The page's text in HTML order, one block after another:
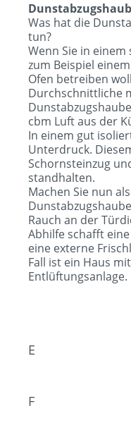
Was hat die
tun?
Wenn Sie in
zum Beispiel
Ofen betreiben
Durchschnittliche
cbm Luft aus der
In einem gut
Unterdruck.
Schornsteinzug
standhalten.
Machen Sie nun
Rauch an der
Abhilfe schafft
eine externe
Fall ist ein Haus
Entlüftungsanlage.
E
F